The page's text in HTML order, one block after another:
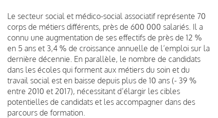
Le secteur social et médico-social associatif représente 70
corps de métiers différents, près de 600 000 salariés. Il a
connu une augmentation de ses effectifs de près de 12 %
en 5 ans et 3,4 % de croissance annuelle de l’emploi sur la
dernière décennie. En parallèle, le nombre de candidats
dans les écoles qui forment aux métiers du soin et du
travail social est en baisse depuis plus de 10 ans (- 39 %
entre 2010 et 2017), nécessitant d’élargir les cibles
potentielles de candidats et les accompagner dans des
parcours de formation.